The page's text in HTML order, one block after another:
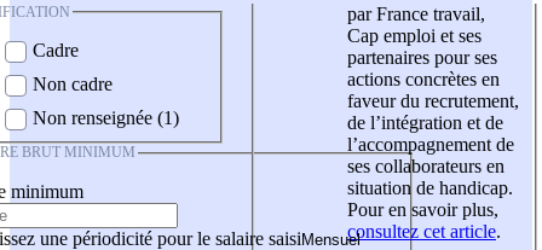
Cadre
Non cadre
Non renseignée (1)
BRUT MINIMUM
minimum
une périodicité pour le salaire saisi
par France travail,
Cap emploi et ses
partenaires pour ses
actions concrètes en
faveur du recrutement,
de l’intégration et de
l’accompagnement de
ses collaborateurs en
situation de handicap.
Pour en savoir plus,
consultez cet article.